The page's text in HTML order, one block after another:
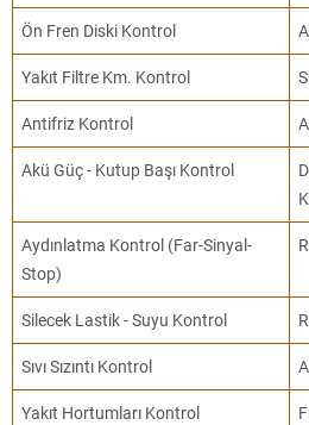
Ön Fren Diski Kontrol
Yakıt Filtre Km. Kontrol
Antifriz Kontrol
Akü Güç - Kutup Başı Kontrol
Aydınlatma Kontrol (Far-Sinyal-
Stop)
Silecek Lastik - Suyu Kontrol
Sıvı Sızıntı Kontrol
Yakıt Hortumları Kontrol